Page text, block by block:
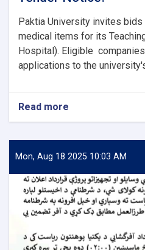
Paktia University invites
medical items for its
Hospital). Eligible
applications to the
Read more
Tender
Mon, Aug 18 2025 10:03 AM